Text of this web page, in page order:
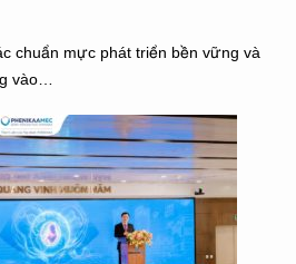
chuẩn mực phát triển bền vững và
vào…